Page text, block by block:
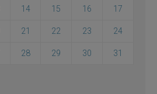
14 15 16 17
21 22 23 24
28 29 30 31